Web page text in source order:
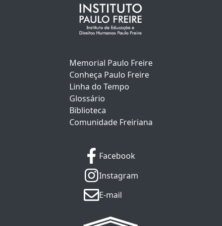
Memorial Paulo Freire
Conheça Paulo Freire
Linha do Tempo
Glossário
Biblioteca
Comunidade Freiriana
Facebook
Instagram
E-mail